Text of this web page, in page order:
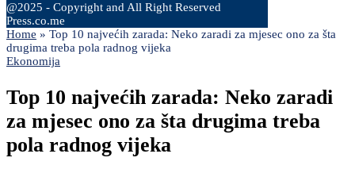
@2025 - Copyright and All Right Reserved
Press.co.me
Home » Top 10 najvećih zarada: Neko zaradi za mjesec ono za šta
drugima treba pola radnog vijeka
Ekonomija
Top 10 najvećih zarada: Neko zaradi
za mjesec ono za šta drugima treba
pola radnog vijeka